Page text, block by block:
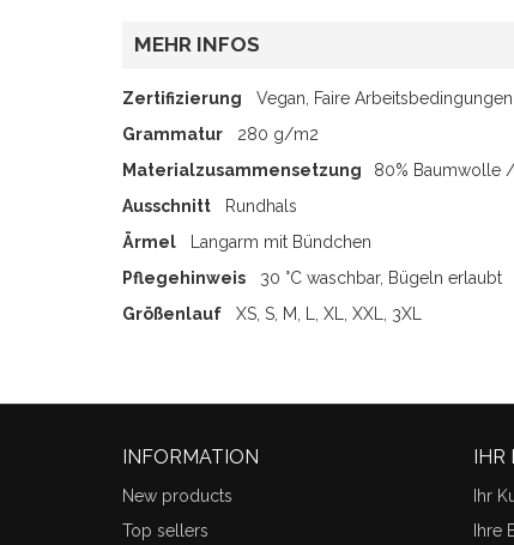
MEHR INFOS
Zertifizierung Vegan, Faire
Grammatur 280 g/m2
Materialzusammensetzung
80% Baumwolle
Ausschnitt Rundhals
Ärmel Langarm mit Bündchen
Pflegehinweis 30 °C waschbar, Bügeln erlaubt
Größenlauf XS, S, M, L, XL, XXL, 3XL
INFORMATION
New products
Top sellers
IHR
Ihr
Ihre